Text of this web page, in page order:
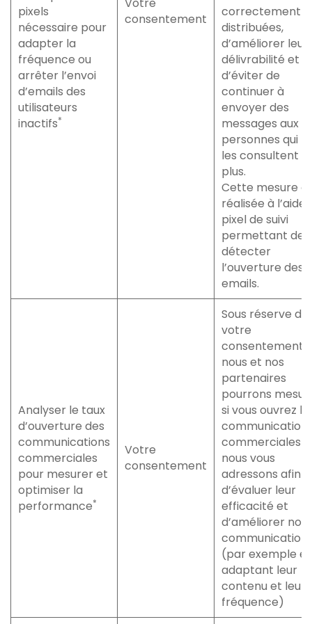
pixels
nécessaire pour
adapter la
fréquence ou
arrêter l’envoi
d’emails des
utilisateurs
inactifs*
Votre
consentement
correctement
distribuées,
d’améliorer leur
délivrabilité et
d’éviter de
continuer à
envoyer des
messages aux
personnes qui
les consultent
plus.
Cette mesure
réalisée à l’aide
pixel de suivi
permettant de
détecter
l’ouverture des
emails.
Analyser le taux
d’ouverture des
communications
commerciales
pour mesurer et
optimiser la
performance*
Votre
consentement
Sous réserve de
votre
consentement,
nous et nos
partenaires
pourrons
si vous ouvrez
commerciales
nous vous
adressons afin
d’évaluer leur
efficacité et
d’améliorer nos
(par exemple
adaptant leur
contenu et leur
fréquence)